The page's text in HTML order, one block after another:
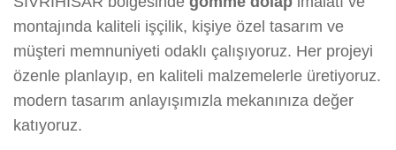
montajında kaliteli işçilik, kişiye özel tasarım ve
müşteri memnuniyeti odaklı çalışıyoruz. Her projeyi
özenle planlayıp, en kaliteli malzemelerle üretiyoruz.
modern tasarım anlayışımızla mekanınıza değer
katıyoruz.